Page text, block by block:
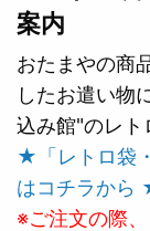
案内
おたまやの商
したお遣い物
込み館"のレト
★「レトロ袋
はコチラから
※ご注文の際